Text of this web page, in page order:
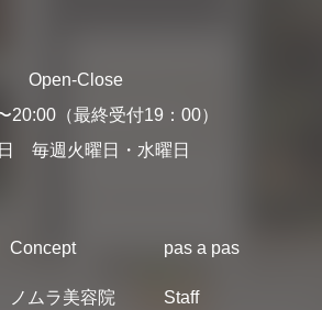
Open-Close
（最終受付19：00）
毎週火曜日・水曜日
Concept pas a pas
ノムラ美容院 Staff